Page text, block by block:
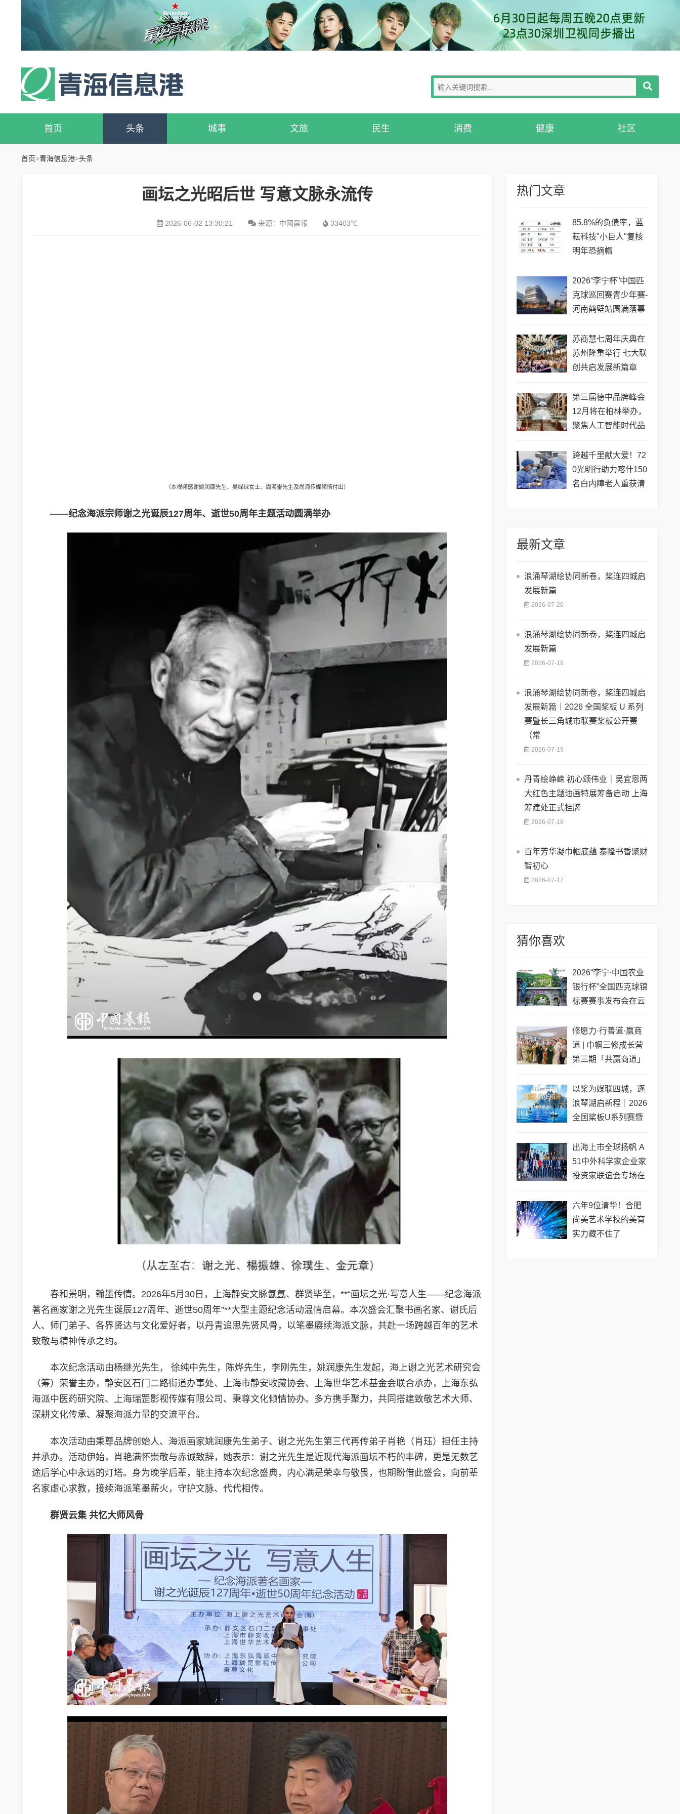
首页 头条 城事 文旅 民生 消费 健康 社区
首页>青海信息港>头条
画坛之光昭后世 写意文脉永流传
2026-06-02 13:30:21 来源：中國晨報 33403℃
（本视频感谢姚润康先生、吴绿绿女士、周海崟先生及尚海传媒倾情付出）
——纪念海派宗师谢之光诞辰127周年、逝世50周年主题活动圆满举办
春和景明，翰墨传情。2026年5月30日，上海静安文脉氤氲、群贤毕至，**“画坛之光·写意人生——纪念海派
著名画家谢之光先生诞辰127周年、逝世50周年”**大型主题纪念活动温情启幕。本次盛会汇聚书画名家、谢氏后
人、师门弟子、各界贤达与文化爱好者，以丹青追思先贤风骨，以笔墨赓续海派文脉，共赴一场跨越百年的艺术
致敬与精神传承之约。
本次纪念活动由杨继光先生， 徐纯中先生，陈烨先生，李刚先生，姚润康先生发起，海上谢之光艺术研究会
（筹）荣誉主办，静安区石门二路街道办事处、上海市静安收藏协会、上海世华艺术基金会联合承办，上海东弘
海派中医药研究院、上海瑞罡影视传媒有限公司、秉尊文化倾情协办。多方携手聚力，共同搭建致敬艺术大师、
深耕文化传承、凝聚海派力量的交流平台。
本次活动由秉尊品牌创始人、海派画家姚润康先生弟子、谢之光先生第三代再传弟子肖艳（肖珏）担任主持
并承办。活动伊始，肖艳满怀崇敬与赤诚致辞，她表示：谢之光先生是近现代海派画坛不朽的丰碑，更是无数艺
途后学心中永远的灯塔。身为晚学后辈，能主持本次纪念盛典，内心满是荣幸与敬畏，也期盼借此盛会，向前辈
名家虚心求教，接续海派笔墨薪火，守护文脉、代代相传。
群贤云集 共忆大师风骨
热门文章
85.8%的负债率，蓝
耘科技"小巨人"复核
明年恐摘帽
2026“李宁杯”中国匹
克球巡回赛青少年赛-
河南鹤壁站圆满落幕
苏商慧七周年庆典在
苏州隆重举行 七大联
创共启发展新篇章
第三届德中品牌峰会
12月将在柏林举办，
聚焦人工智能时代品
跨越千里献大爱！72
0光明行助力喀什150
名白内障老人重获清
最新文章
浪涌琴湖绘协同新卷，桨连四城启
发展新篇
2026-07-20
浪涌琴湖绘协同新卷，桨连四城启
发展新篇
2026-07-19
浪涌琴湖绘协同新卷，桨连四城启
发展新篇｜2026 全国桨板 U 系列
赛暨长三角城市联赛桨板公开赛
（常
2026-07-19
丹青绘峥嵘 初心颂伟业｜吴宜恩两
大红色主题油画特展筹备启动 上海
筹建处正式挂牌
2026-07-18
百年芳华凝巾帼底蕴 泰隆书香聚财
智初心
2026-07-17
猜你喜欢
2026“李宁·中国农业
银行杯”全国匹克球锦
标赛赛事发布会在云
修愿力·行善道·赢商
道 | 巾帼三修成长营
第三期「共赢商道」
以桨为媒联四城，逐
浪琴湖启新程｜2026
全国桨板U系列赛暨
公开赛（常熟站）即
将开赛
出海上市全球扬帆 A
51中外科学家企业家
投资家联谊会专场在
业境外上市多元服务
六年9位清华！合肥
尚美艺术学校的美育
实力藏不住了